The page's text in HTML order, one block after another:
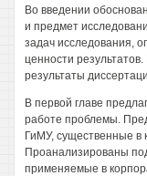
Во введении
и предмет
задач исследования,
ценности
результаты
В первой главе
работе проблемы.
ГиМУ, существенные в
Проанализированы
применяемые в